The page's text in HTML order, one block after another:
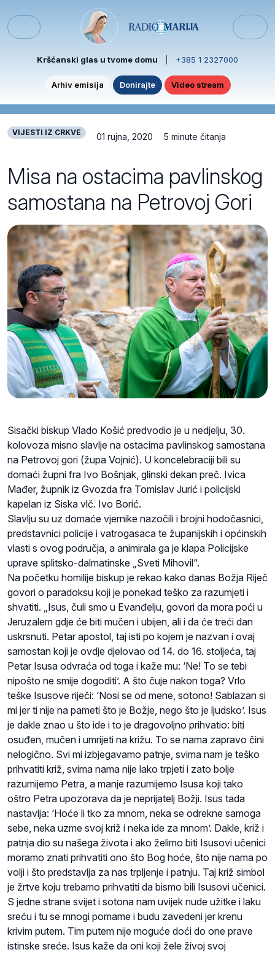
Menu
Kršćanski glas u tvome domu +385 1 2327000
Arhiv emisija Donirajte Video stream
VIJESTI IZ CRKVE 01 rujna, 2020 5 minute čitanja
Misa na ostacima pavlinskog
samostana na Petrovoj Gori
Sisački biskup Vlado Košić predvodio je u nedjelju, 30.
kolovoza misno slavlje na ostacima pavlinskog samostana
na Petrovoj gori (župa Vojnić). U koncelebraciji bili su
domaći župni fra Ivo Bošnjak, glinski dekan preč. Ivica
Mađer, župnik iz Gvozda fra Tomislav Jurić i policijski
kapelan iz Siska vlč. Ivo Borić.
Slavlju su uz domaće vjernike nazočili i brojni hodočasnici,
predstavnici policije i vatrogasaca te županijskih i općinskih
vlasti s ovog područja, a animirala ga je klapa Policijske
uprave splitsko-dalmatinske „Sveti Mihovil“.
Na početku homilije biskup je rekao kako danas Božja Riječ
govori o paradoksu koji je ponekad teško za razumjeti i
shvatiti. „Isus, čuli smo u Evanđelju, govori da mora poći u
Jeruzalem gdje će biti mučen i ubijen, ali i da će treći dan
uskrsnuti. Petar apostol, taj isti po kojem je nazvan i ovaj
samostan koji je ovdje djelovao od 14. do 16. stoljeća, taj
Petar Isusa odvraća od toga i kaže mu: ‘Ne! To se tebi
nipošto ne smije dogoditi’. A što čuje nakon toga? Vrlo
teške Isusove riječi: ‘Nosi se od mene, sotono! Sablazan si
mi jer ti nije na pameti što je Božje, nego što je ljudsko’. Isus
je dakle znao u što ide i to je dragovoljno prihvatio: biti
osuđen, mučen i umrijeti na križu. To se nama zapravo čini
nelogično. Svi mi izbjegavamo patnje, svima nam je teško
prihvatiti križ, svima nama nije lako trpjeti i zato bolje
razumijemo Petra, a manje razumijemo Isusa koji tako
oštro Petra upozorava da je neprijatelj Božji. Isus tada
nastavlja: ‘Hoće li tko za mnom, neka se odrekne samoga
sebe, neka uzme svoj križ i neka ide za mnom’. Dakle, križ i
patnja dio su našega života i ako želimo biti Isusovi učenici
moramo znati prihvatiti ono što Bog hoće, što nije nama po
volji i što predstavlja za nas trpljenje i patnju. Taj križ simbol
je žrtve koju trebamo prihvatiti da bismo bili Isusovi učenici.
S jedne strane svijet i sotona nam uvijek nude užitke i laku
sreću i tu se mnogi pomame i budu zavedeni jer krenu
krivim putem. Tim putem nije moguće doći do one prave
istinske sreće. Isus kaže da oni koji žele živoj svoj